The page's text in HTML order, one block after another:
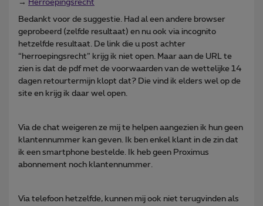
→ Herroepingsrecht
Bedankt voor de suggestie. Had al een andere browser
geprobeerd (zelfde resultaat) en nu ook via incognito
hetzelfde resultaat. De link die u post achter
“herroepingsrecht” krijg ik niet open. Maar aan de URL te
zien is dat de pdf met de voorwaarden van de wettelijke 14
dagen retourtermijn klopt dat? Die vind ik elders wel op de
site en krijg ik daar wel open.
Via de chat weigeren ze mij te helpen aangezien ik hun geen
klantennummer kan geven. Ik ben enkel klant in de zin dat
ik een smartphone bestelde. Ik heb geen Proximus
abonnement noch klantennummer.
Via telefoon hetzelfde, kunnen mij ook niet terugvinden als